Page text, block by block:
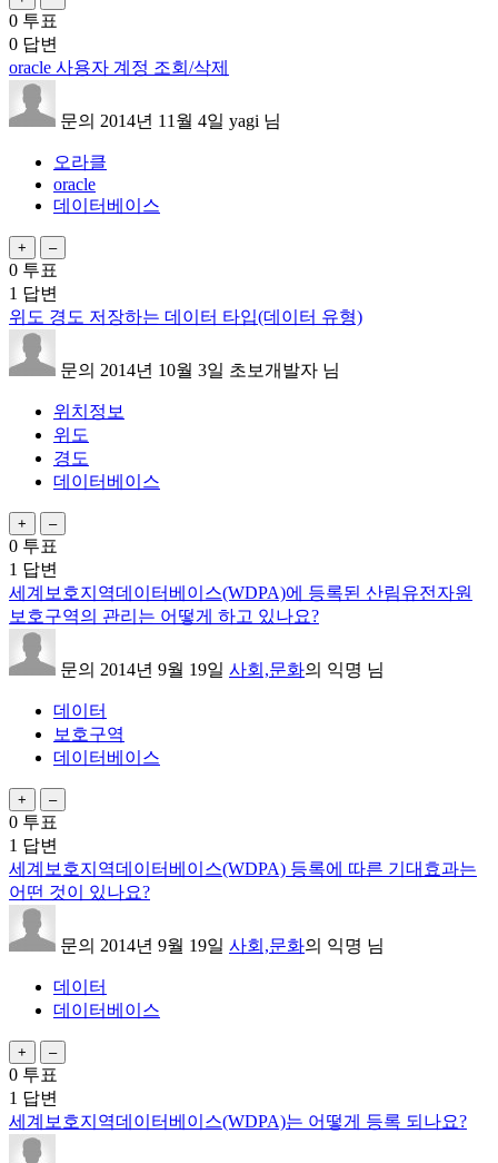
0 투표
0 답변
oracle 사용자 계정 조회/삭제
문의 2014년 11월 4일 yagi 님
오라클
oracle
데이터베이스
0 투표
1 답변
위도 경도 저장하는 데이터 타입(데이터 유형)
문의 2014년 10월 3일 초보개발자 님
위치정보
위도
경도
데이터베이스
0 투표
1 답변
세계보호지역데이터베이스(WDPA)에 등록된 산림유전자원
보호구역의 관리는 어떻게 하고 있나요?
문의 2014년 9월 19일 사회,문화의 익명 님
데이터
보호구역
데이터베이스
0 투표
1 답변
세계보호지역데이터베이스(WDPA) 등록에 따른 기대효과는
어떤 것이 있나요?
문의 2014년 9월 19일 사회,문화의 익명 님
데이터
데이터베이스
0 투표
1 답변
세계보호지역데이터베이스(WDPA)는 어떻게 등록 되나요?